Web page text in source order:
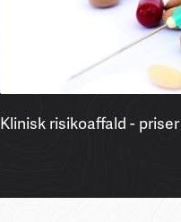
Klinisk risikoaffald - priser